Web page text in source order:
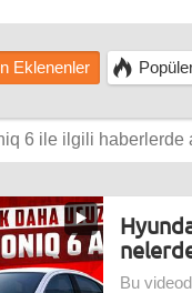
Eklenenler
Bu